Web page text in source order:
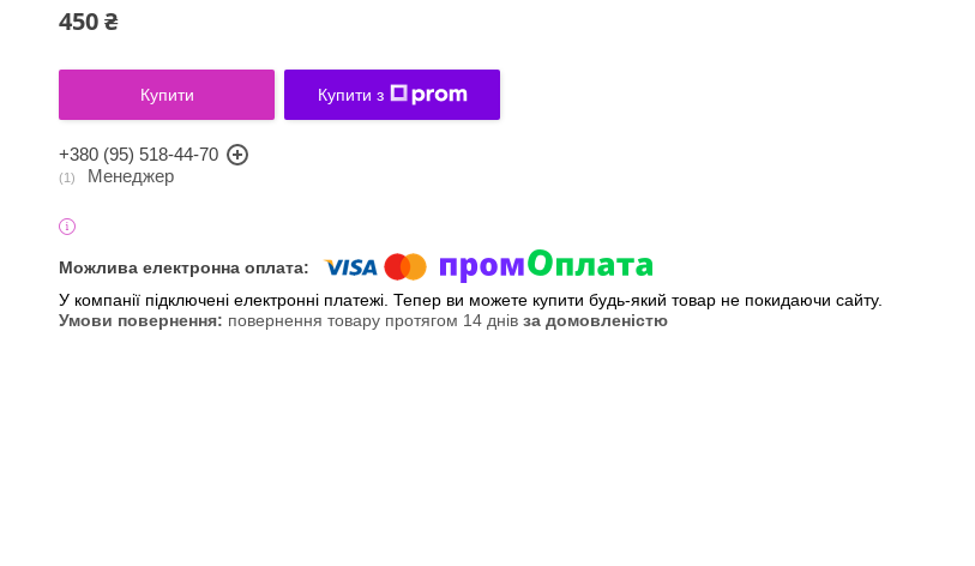
450 ₴
Купити Купити з
+380 (95) 518-44-70
1 Менеджер
У компанії підключені електронні платежі. Тепер ви можете купити будь-який товар не покидаючи сайту.
повернення товару протягом 14 днів за домовленістю